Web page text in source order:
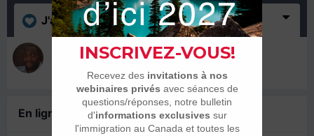
J'aime(1)
5magic
10 avril 2023
En ligne récemment0 membre est en ligne